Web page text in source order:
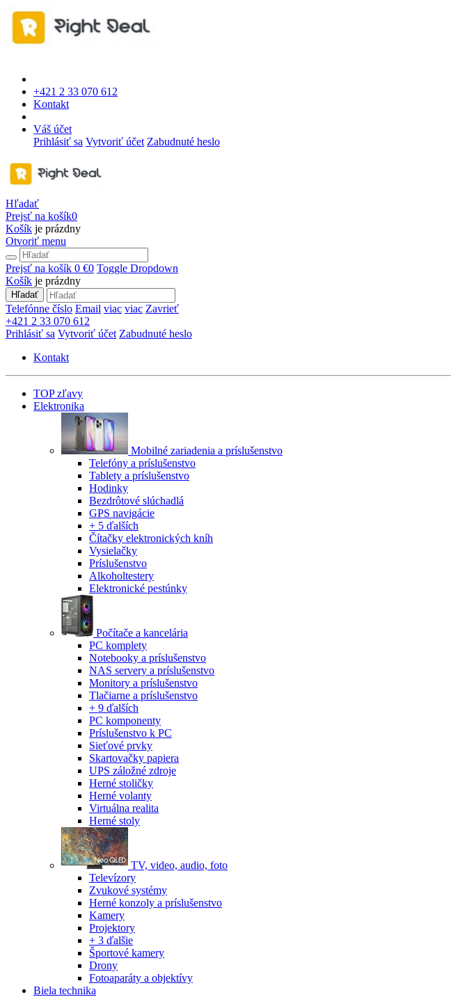
+421 2 33 070 612
Kontakt
Váš účet
Prihlásiť sa Vytvoriť účet Zabudnuté heslo
Hľadať
Prejsť na košík0
Košík je prázdny
Otvoriť menu
Prejsť na košík 0 €0 Toggle Dropdown
Košík je prázdny
Hľadať
Telefónne číslo Email viac viac Zavrieť
+421 2 33 070 612
Prihlásiť sa Vytvoriť účet Zabudnuté heslo
Kontakt
TOP zľavy
Elektronika
Mobilné zariadenia a príslušenstvo
Telefóny a príslušenstvo
Tablety a príslušenstvo
Hodinky
Bezdrôtové slúchadlá
GPS navigácie
+ 5 ďalších
Čítačky elektronických kníh
Vysielačky
Príslušenstvo
Alkoholtestery
Elektronické pestúnky
Počítače a kancelária
PC komplety
Notebooky a príslušenstvo
NAS servery a príslušenstvo
Monitory a príslušenstvo
Tlačiarne a príslušenstvo
+ 9 ďalších
PC komponenty
Príslušenstvo k PC
Sieťové prvky
Skartovačky papiera
UPS záložné zdroje
Herné stoličky
Herné volanty
Virtuálna realita
Herné stoly
TV, video, audio, foto
Televízory
Zvukové systémy
Herné konzoly a príslušenstvo
Kamery
Projektory
+ 3 ďalšie
Športové kamery
Drony
Fotoaparáty a objektívy
Biela technika